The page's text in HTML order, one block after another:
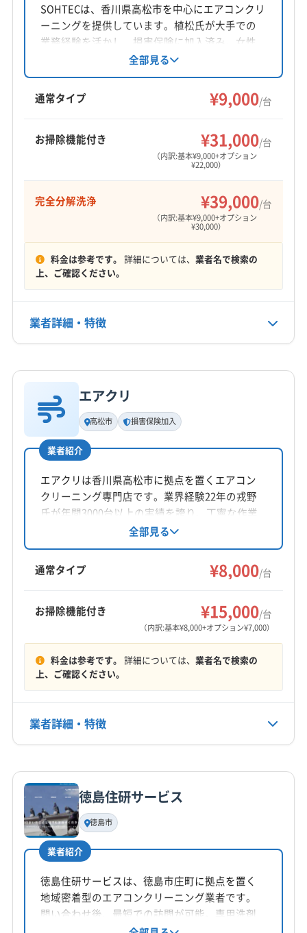
対応地域
美馬市 鳴門市
美馬郡つるぎ町
(香川県) 綾歌郡綾川町
(香川県) 丸亀市
(香川県) 坂出市
(香川県) 善通寺市
(香川県) 仲多度郡多度津町
(香川県) 東かがわ市
営業時間
定休日
なし
電話番号
非公開
SOHTECは、香川県高松市を中心にエアコンクリ
ーニングを提供しています。植松氏が大手での
業務経験を活かし、損害保険に加入済み。女性
スタッフ同行可能で、営業時間外も相談可。基
本料金9000円/台からで、完全分解洗浄や防カビ
抗菌コートなどオプションも充実しています。
阿波市、高松市など幅広いエリアに対応してい
全部見る
通常タイプ ¥9,000/台
お掃除機能付き ¥31,000/台
（内訳:基本¥9,000+オプション
¥22,000）
完全分解洗浄 ¥39,000/台
（内訳:基本¥9,000+オプション
¥30,000）
料金は参考です。 詳細については、 業者名で検索の
上、ご確認ください。
業者詳細・特徴
基本情報
代表者名
æ¤æ¾è¡
所在地
香川県高松市国分寺町新居1175-1
対応地域
吉野川市
板野郡上板町
板野郡板野町
板野郡北島町
板野郡藍住町
(香川県) 綾歌郡綾川町
(香川県) 丸亀市
(香川県) 高松市
(香川県) 三豊市
(香川県) 善通寺市
(香川県) 仲多度郡まんのう町
(香川県) 仲多度郡琴平町
(香川県) 仲多度郡多度津町
(香川県) 東かがわ市
(香川県) 木田郡三木町
不明
定休日
電話番号
公式HP
公式サイトなし
エアクリ
高松市 損害保険加入
業者紹介
エアクリは香川県高松市に拠点を置くエアコン
クリーニング専門店です。業界経験22年の戎野
氏が年間3000台以上の実績を誇り、丁寧な作業
と仕上がりの良さで評判です。大手での経験も
活かし、損害保険に加入済み。防カビ抗菌コー
トなどオプションも充実しています。年中無休
で幅広いエリアに対応しています。
全部見る
通常タイプ ¥8,000/台
お掃除機能付き ¥15,000/台
（内訳:基本¥8,000+オプション¥7,000）
料金は参考です。 詳細については、 業者名で検索の
上、ご確認ください。
業者詳細・特徴
基本情報
代表者名
戎野巧治
所在地
香川県高松市
対応地域
吉野川市
徳島住研サービス
徳島市
業者紹介
徳島住研サービスは、徳島市庄町に拠点を置く
地域密着型のエアコンクリーニング業者です。
問い合わせ後、最短での訪問が可能。専用洗剤